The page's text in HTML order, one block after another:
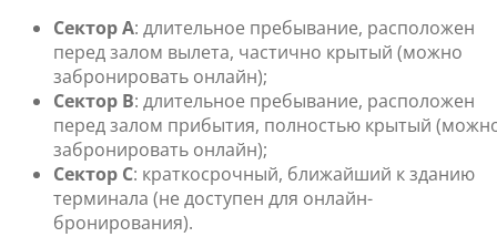
Сектор А: длительное пребывание, расположен
перед залом вылета, частично крытый (можно
забронировать онлайн);
Сектор B: длительное пребывание, расположен
перед залом прибытия, полностью крытый
забронировать онлайн);
Сектор C: краткосрочный, ближайший к зданию
терминала (не доступен для онлайн-
бронирования).